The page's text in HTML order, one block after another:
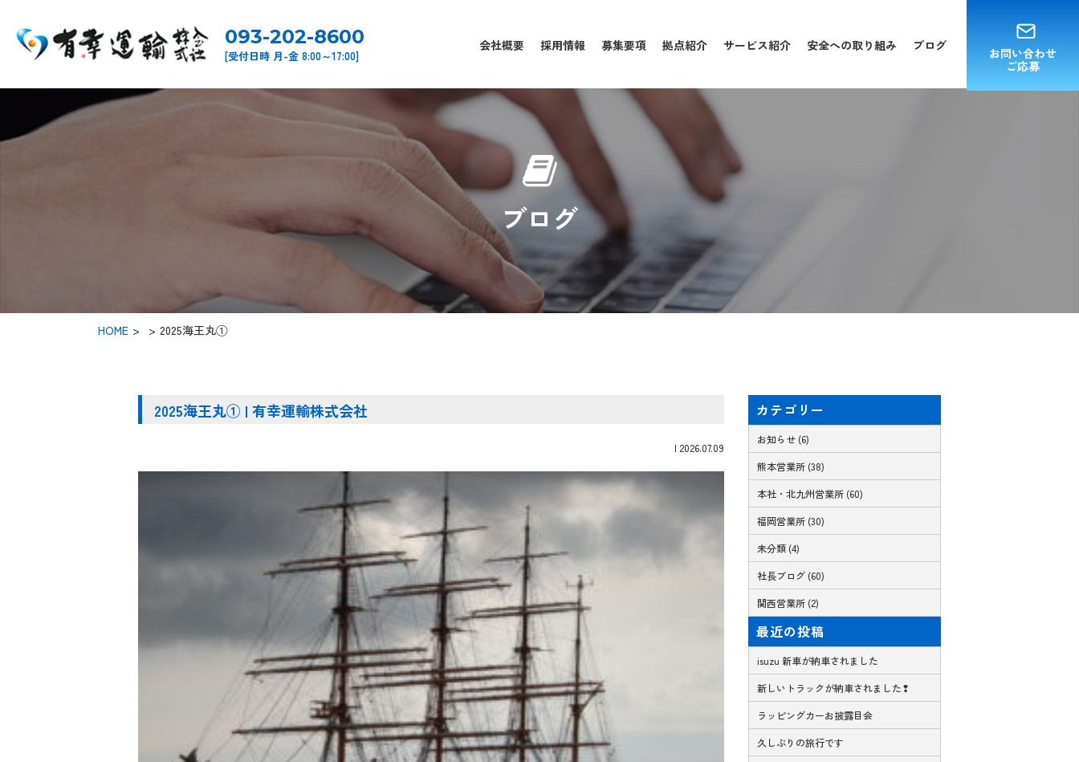
093-202-8600
[受付日時 月-金 8:00～17:00]
会社概要 採用情報 募集要項 拠点紹介 サービス紹介 安全への取り組み ブログ
お問い合わせ
ご応募
ブログ
HOME > 2025海王丸①
2025海王丸① | 有幸運輸株式会社
| 2026.07.09
カテゴリー
お知らせ (6)
熊本営業所 (38)
本社・北九州営業所 (60)
福岡営業所 (30)
未分類 (4)
社長ブログ (60)
関西営業所 (2)
最近の投稿
isuzu 新車が納車されました
新しいトラックが納車されました❢
ラッピングカーお披露目会
久しぶりの旅行です